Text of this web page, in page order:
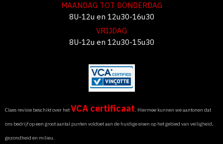
MAANDAG TOT DONDERDAG
8U-12u en 12u30-16u30
VRIJDAG
8U-12u en 12u30-15u30
Claes revisie beschikt over hetVCA certificaat. Hiermee kunnen we aantonen dat
ons bedrijf op een groot aantal punten voldoet aan de huidige eisen op het gebied van veiligheid,
gezondheid en milieu.